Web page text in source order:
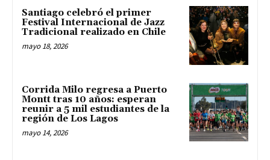
Santiago celebró el primer
Festival Internacional de Jazz
Tradicional realizado en Chile
mayo 18, 2026
Corrida Milo regresa a Puerto
Montt tras 10 años: esperan
reunir a 5 mil estudiantes de la
región de Los Lagos
mayo 14, 2026